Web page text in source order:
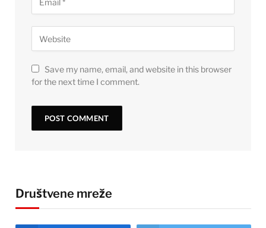
Save my name, email, and website in this browser
for the next time I comment.
Društvene mreže